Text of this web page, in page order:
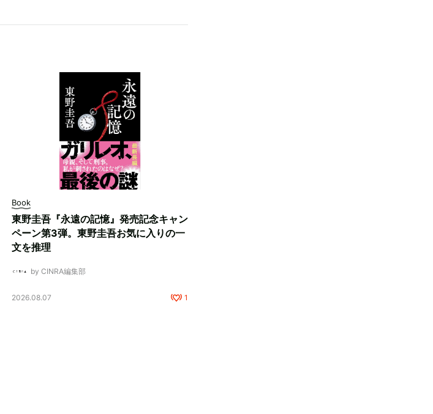
Book
東野圭吾『永遠の記憶』発売記念キャン
ペーン第3弾。東野圭吾お気に入りの一
文を推理
by CINRA編集部
2026.08.07 1